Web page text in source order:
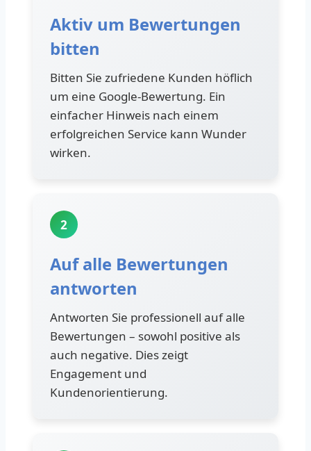
Aktiv um Bewertungen
bitten
Bitten Sie zufriedene Kunden höflich
um eine Google-Bewertung. Ein
einfacher Hinweis nach einem
erfolgreichen Service kann Wunder
wirken.
2
Auf alle Bewertungen
antworten
Antworten Sie professionell auf alle
Bewertungen – sowohl positive als
auch negative. Dies zeigt
Engagement und
Kundenorientierung.